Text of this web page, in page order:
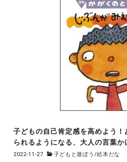
子どもの自己肯定感を高めよう
られるようになる、大人の言葉か
2022-11-27 子どもと遊ぼう /絵本だな